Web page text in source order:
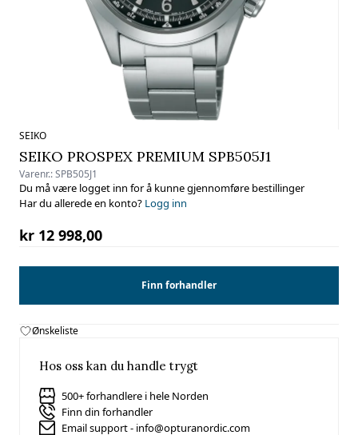
SEIKO
SEIKO PROSPEX PREMIUM SPB505J1
Varenr.:SPB505J1
Du må være logget inn for å kunne gjennomføre bestillinger
Har du allerede en konto? Logg inn
kr 12 998,00
Finn forhandler
Ønskeliste
Hos oss kan du handle trygt
500+ forhandlere i hele Norden
Finn din forhandler
Email support - info@opturanordic.com